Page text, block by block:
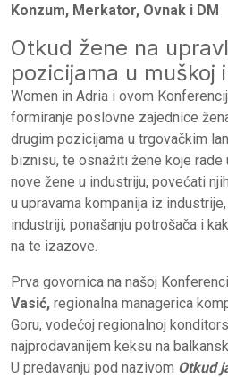
Konzum, Merkator, Ovnak i DM
Otkud žene na
pozicijama u muškoj
Women in Adria i ovom
formiranje poslovne zajednice
drugim pozicijama u trgovačkim
biznisu, te osnažiti žene koje
nove žene u industriju, povećati
u upravama kompanija iz
industriji, ponašanju potrošača i
na te izazove.
Prva govornica na našoj
Vasić, regionalna managerica
Goru, vodećoj regionalnoj
najprodavanijem keksu na
U predavanju pod nazivom Otkud